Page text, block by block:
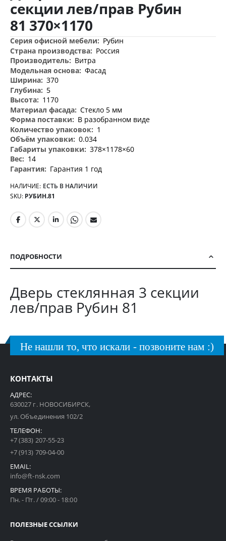
изображений
секции лев/прав Рубин
81 370×1170
Дополнительная
информация
Рубин
Россия
Витра
Фасад
370
5
1170
Стекло 5 мм
В разобранном виде
1
0.034
378×1178×60
14
Гарантия 1 год
НАЛИЧИЕ: ЕСТЬ В НАЛИЧИИ
SKU РУБИН.81
ПОДРОБНОСТИ
Дверь стеклянная 3 секции
лев/прав Рубин 81
Не нашли то, что искали - позвоните нам :)
КОНТАКТЫ
АДРЕС:
630027 г. НОВОСИБИРСК,
ул. Объединения 102/2
ТЕЛЕФОН:
+7 (383) 207-55-23
+7 (913) 709-04-00
EMAIL:
info@ft-nsk.com
ВРЕМЯ РАБОТЫ:
Пн. - Пт. / 09:00 - 18:00
ПОЛЕЗНЫЕ ССЫЛКИ